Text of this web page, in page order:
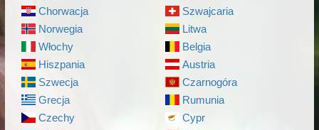
Chorwacja
Norwegia
Włochy
Hiszpania
Szwecja
Grecja
Czechy
Szwajcaria
Litwa
Belgia
Austria
Czarnogóra
Rumunia
Cypr